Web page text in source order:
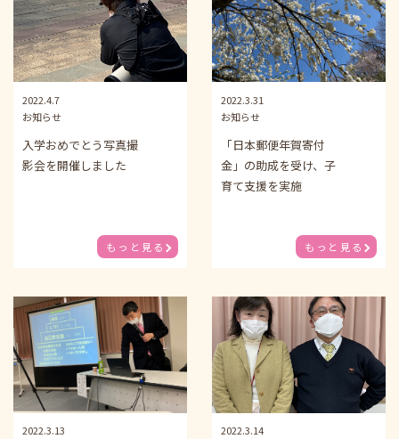
2022.4.7
お知らせ
入学おめでとう写真撮
影会を開催しました
もっと見る
2022.3.31
お知らせ
「日本郵便年賀寄付
金」の助成を受け、子
育て支援を実施
もっと見る
2022.3.13
2022.3.14